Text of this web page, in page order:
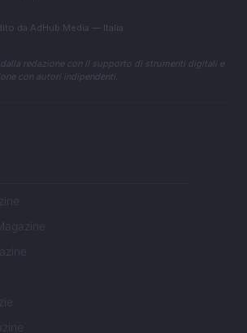
da AdHub Media — Italia
redazione con il supporto di strumenti digitali e
con autori indipendenti.